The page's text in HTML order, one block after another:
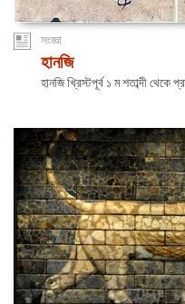
সংজ্ঞা
হানজি
হানজি খ্রিস্টপূর্ব ১ ম শতাব্দী থেকে